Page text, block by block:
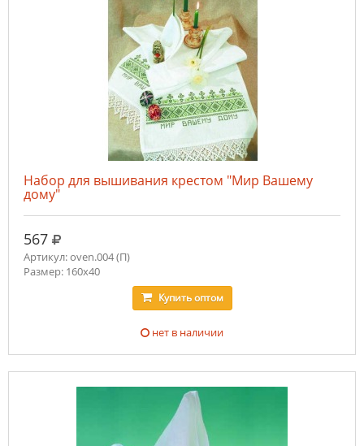
Набор для вышивания крестом "Мир Вашему
дому"
567 руб.
Артикул: oven.004 (П)
Размер: 160х40
Купитьоптом
нет в наличии